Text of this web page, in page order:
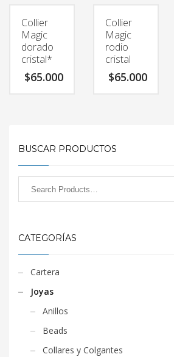
Collier
Magic
dorado
cristal*
$65.000
Collier
Magic
rodio
cristal
$65.000
BUSCAR PRODUCTOS
CATEGORÍAS
Cartera
Joyas
Anillos
Beads
Collares y Colgantes